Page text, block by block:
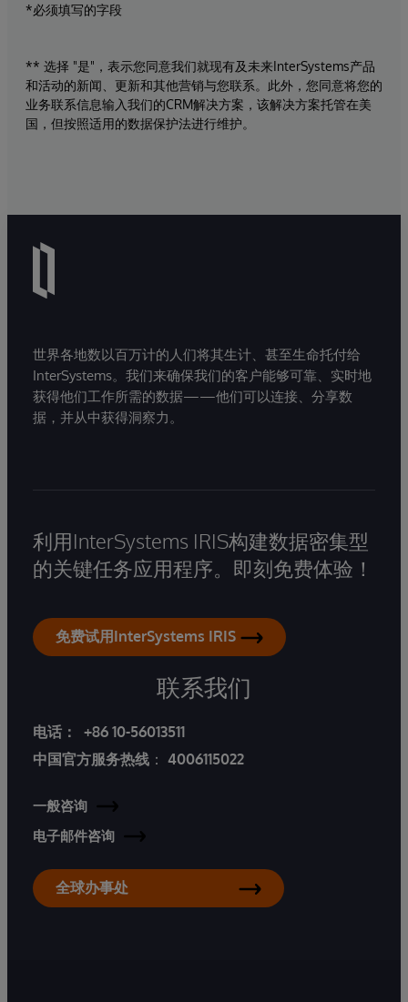
*必须填写的字段
** 选择 "是"，表示您同意我们就现有及未来InterSystems产品
和活动的新闻、更新和其他营销与您联系。此外，您同意将您的
业务联系信息输入我们的CRM解决方案，该解决方案托管在美
国，但按照适用的数据保护法进行维护。
世界各地数以百万计的人们将其生计、甚至生命托付给
InterSystems。我们来确保我们的客户能够可靠、实时地
获得他们工作所需的数据——他们可以连接、分享数
据，并从中获得洞察力。
利用InterSystems IRIS构建数据密集型
的关键任务应用程序。即刻免费体验！
免费试用InterSystems IRIS
联系我们
电话：
+86 10-56013511
中国官方服务热线 ： 4006115022
一般咨询
电子邮件咨询
全球办事处